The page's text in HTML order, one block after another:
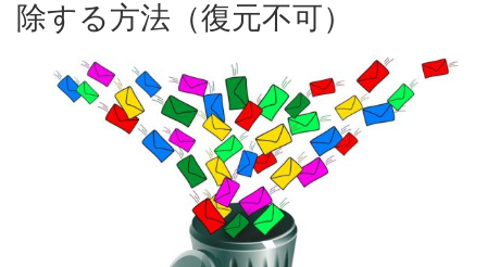
除する方法（復元不可）